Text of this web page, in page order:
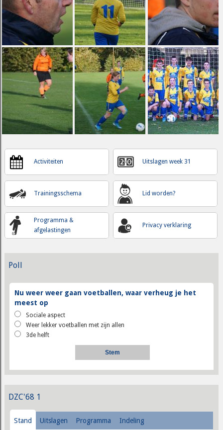
Activiteiten
Trainingsschema
Programma &
afgelastingen
Uitslagen week 31
Lid worden?
Privacy verklaring
Poll
Nu weer weer gaan voetballen, waar verheug je het
meest op
Sociale aspect
Weer lekker voetballen met zijn allen
3de helft
DZC'68 1
Stand Uitslagen Programma Indeling